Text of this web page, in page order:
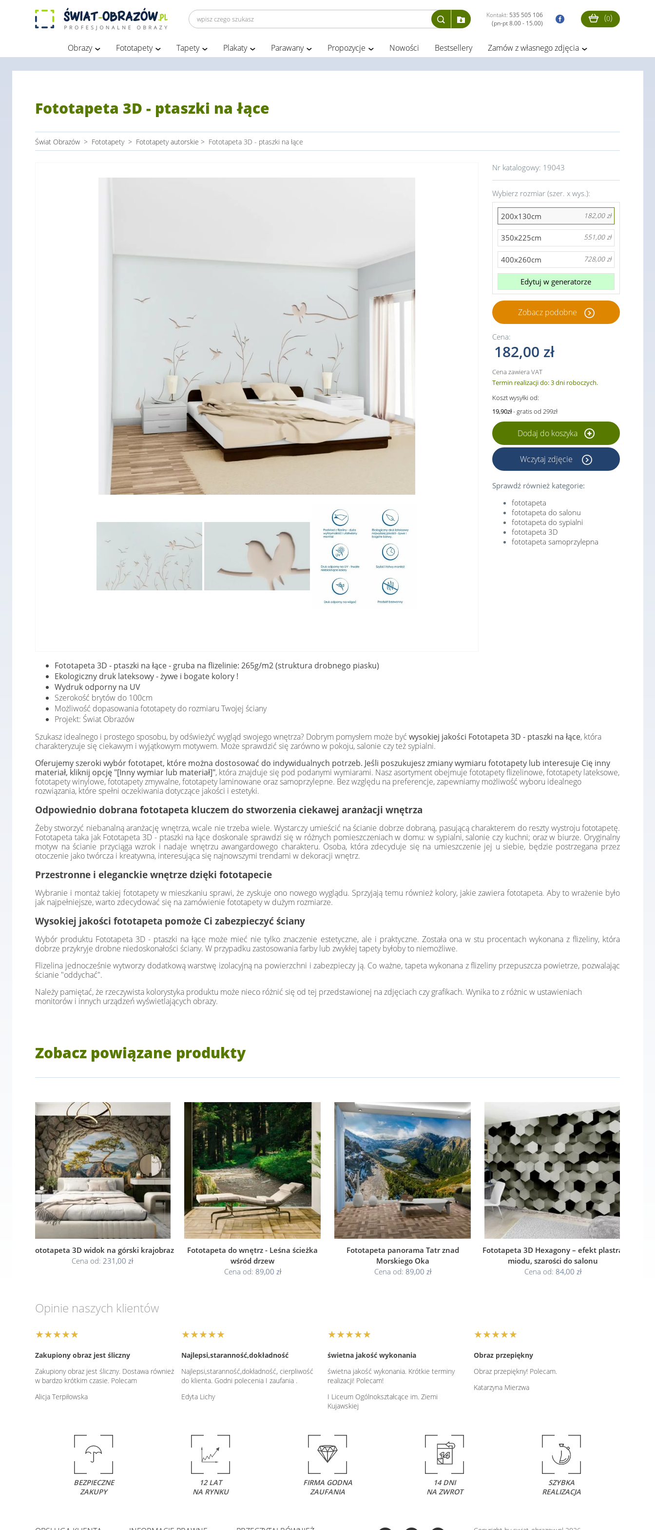
Kontakt: 535 505 106
(pn-pt 8.00 - 15.00)
(0)
Obrazy Fototapety Tapety Plakaty Parawany Propozycje Nowości Bestsellery Zamów z własnego zdjęcia
Fototapeta 3D - ptaszki na łące
Świat Obrazów > Fototapety > Fototapety autorskie > Fototapeta 3D - ptaszki na łące
Nr katalogowy: 19043
Wybierz rozmiar (szer. x wys.):
200x130cm 182,00 zł
350x225cm 551,00 zł
400x260cm 728,00 zł
Edytuj w generatorze
Zobacz podobne
Cena:
182,00 zł
Cena zawiera VAT
Termin realizacji do: 3 dni roboczych.
Koszt wysyłki od:
19,90zł- gratis od 299zł
Dodaj do koszyka
Wczytaj zdjęcie
Sprawdź również kategorie:
fototapeta
fototapeta do salonu
fototapeta do sypialni
fototapeta 3D
fototapeta samoprzylepna
Fototapeta 3D - ptaszki na łące - gruba na flizelinie: 265g/m2 (struktura drobnego piasku)
Ekologiczny druk lateksowy - żywe i bogate kolory !
Wydruk odporny na UV
Szerokość brytów do 100cm
Możliwość dopasowania fototapety do rozmiaru Twojej ściany
Projekt: Świat Obrazów
Szukasz idealnego i prostego sposobu, by odświeżyć wygląd swojego wnętrza? Dobrym pomysłem może być wysokiej jakości Fototapeta 3D - ptaszki na łące, która
charakteryzuje się ciekawym i wyjątkowym motywem. Może sprawdzić się zarówno w pokoju, salonie czy też sypialni.
Oferujemy szeroki wybór fototapet, które można dostosować do indywidualnych potrzeb. Jeśli poszukujesz zmiany wymiaru fototapety lub interesuje Cię inny
materiał, kliknij opcję "[Inny wymiar lub materiał]", która znajduje się pod podanymi wymiarami. Nasz asortyment obejmuje fototapety flizelinowe, fototapety lateksowe,
fototapety winylowe, fototapety zmywalne, fototapety laminowane oraz samoprzylepne. Bez względu na preferencje, zapewniamy możliwość wyboru idealnego
rozwiązania, które spełni oczekiwania dotyczące jakości i estetyki.
Odpowiednio dobrana fototapeta kluczem do stworzenia ciekawej aranżacji wnętrza
Żeby stworzyć niebanalną aranżację wnętrza, wcale nie trzeba wiele. Wystarczy umieścić na ścianie dobrze dobraną, pasującą charakterem do reszty wystroju fototapetę.
Fototapeta taka jak Fototapeta 3D - ptaszki na łące doskonale sprawdzi się w różnych pomieszczeniach w domu: w sypialni, salonie czy kuchni; oraz w biurze. Oryginalny
motyw na ścianie przyciąga wzrok i nadaje wnętrzu awangardowego charakteru. Osoba, która zdecyduje się na umieszczenie jej u siebie, będzie postrzegana przez
otoczenie jako twórcza i kreatywna, interesująca się najnowszymi trendami w dekoracji wnętrz.
Przestronne i eleganckie wnętrze dzięki fototapecie
Wybranie i montaż takiej fototapety w mieszkaniu sprawi, że zyskuje ono nowego wyglądu. Sprzyjają temu również kolory, jakie zawiera fototapeta. Aby to wrażenie było
jak najpełniejsze, warto zdecydować się na zamówienie fototapety w dużym rozmiarze.
Wysokiej jakości fototapeta pomoże Ci zabezpieczyć ściany
Wybór produktu Fototapeta 3D - ptaszki na łące może mieć nie tylko znaczenie estetyczne, ale i praktyczne. Została ona w stu procentach wykonana z flizeliny, która
dobrze przykryje drobne niedoskonałości ściany. W przypadku zastosowania farby lub zwykłej tapety byłoby to niemożliwe.
Flizelina jednocześnie wytworzy dodatkową warstwę izolacyjną na powierzchni i zabezpieczy ją. Co ważne, tapeta wykonana z flizeliny przepuszcza powietrze, pozwalając
ścianie "oddychać".
Należy pamiętać, że rzeczywista kolorystyka produktu może nieco różnić się od tej przedstawionej na zdjęciach czy grafikach. Wynika to z różnic w ustawieniach
monitorów i innych urządzeń wyświetlających obrazy.
Zobacz powiązane produkty
Fototapeta 3D widok na górski krajobraz
Cena od: 231,00 zł
Fototapeta do wnętrz - Leśna ścieżka
wśród drzew
Cena od: 89,00 zł
Fototapeta panorama Tatr znad
Morskiego Oka
Cena od: 89,00 zł
Fototapeta 3D Hexagony – efekt plastra
miodu, szarości do salonu
Cena od: 84,00 zł
Opinie naszych klientów
★★★★★
Zakupiony obraz jest śliczny
Zakupiony obraz jest śliczny. Dostawa również
w bardzo krótkim czasie. Polecam
Alicja Terpiłowska
★★★★★
Najlepsi,staranność,dokładność
Najlepsi,staranność,dokładność, cierpliwość
do klienta. Godni polecenia I zaufania .
Edyta Lichy
★★★★★
świetna jakość wykonania
świetna jakość wykonania. Krótkie terminy
realizacji! Polecam!
I Liceum Ogólnokształcące im. Ziemi
Kujawskiej
★★★★★
Obraz przepiękny
Obraz przepiękny! Polecam.
Katarzyna Mierzwa
BEZPIECZNE
ZAKUPY
12 LAT
NA RYNKU
FIRMA GODNA
ZAUFANIA
14 DNI
NA ZWROT
SZYBKA
REALIZACJA